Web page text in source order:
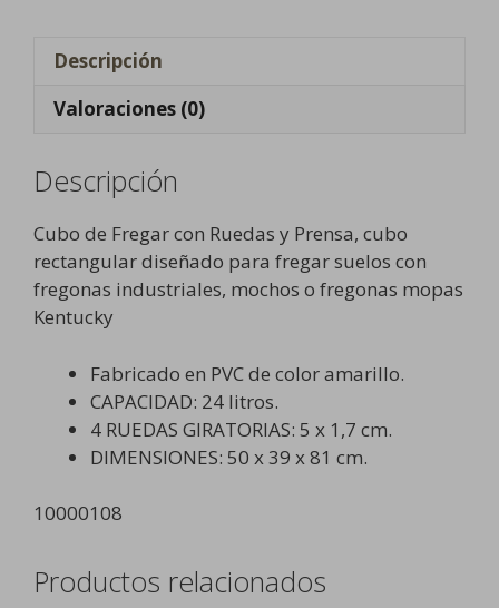
Descripción
Valoraciones (0)
Descripción
Cubo de Fregar con Ruedas y Prensa, cubo
rectangular diseñado para fregar suelos con
fregonas industriales, mochos o fregonas mopas
Kentucky
Fabricado en PVC de color amarillo.
CAPACIDAD: 24 litros.
4 RUEDAS GIRATORIAS: 5 x 1,7 cm.
DIMENSIONES: 50 x 39 x 81 cm.
10000108
Productos relacionados